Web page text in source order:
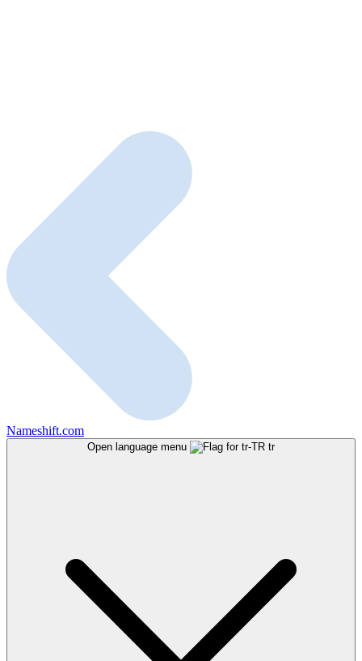
Nameshift.com
Open language menu tr